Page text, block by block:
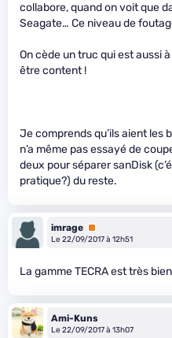
collabore, quand on voit que
Seagate… Ce niveau de
On cède un truc qui est aussi
être content !
Je comprends qu’ils aient les
n’a même pas essayé de
deux pour séparer sanDisk
pratique?) du reste.
imrage Premium
Le 22/09/2017 à 12h51
La gamme TECRA est très
Ami-Kuns
Le 22/09/2017 à 13h07